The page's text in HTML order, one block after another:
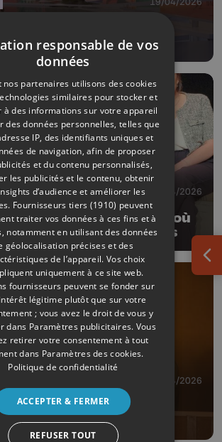
festival de théâtre
22 à 26 avril
19/04/2026
vérité" une comédie où
pas que des cartons
18/04/2026
le nouveau
Grandgousier
responsable de vos
données
nos partenaires utilisons des cookies
similaires pour stocker et
à des informations sur votre appareil
des données personnelles, telles que
IP, des identifiants uniques et
de navigation, afin de proposer
et du contenu personnalisés,
les publicités et le contenu, obtenir
d’audience et améliorer les
Fournisseurs tiers (1910) peuvent
traiter vos données à ces fins et à
notamment en utilisant des données
géolocalisation précises et des
de l’appareil. Vos choix
uniquement à ce site web.
fournisseurs peuvent se fonder sur
légitime plutôt que sur votre
; vous avez le droit de vous y
dans Paramètres publicitaires. Vous
retirer votre consentement à tout
dans Paramètres des cookies.
Politique de confidentialité
ACCEPTER & FERMER
REFUSER TOUT